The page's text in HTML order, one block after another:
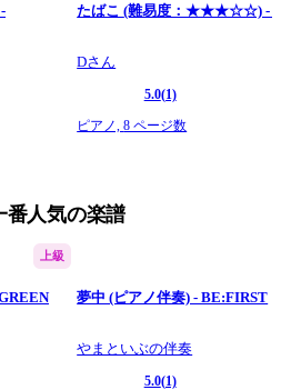
たばこ (難易度：★★★☆☆) -
Dさん
5.0(1)
ピアノ,8 ページ数
番人気の楽譜
上級
夢中 (ピアノ伴奏) - BE:FIRST
やまといぶの伴奏
5.0(1)